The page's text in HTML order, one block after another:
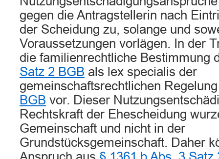
gegen die Antragstellerin nach
der Scheidung zu, solange und
Voraussetzungen vorlägen. In der
die familienrechtliche Bestimmung
Satz 2 BGB als lex specialis der
gemeinschaftsrechtlichen
BGB vor. Dieser
Rechtskraft der Ehescheidung
Gemeinschaft und nicht in der
Grundstücksgemeinschaft. Daher